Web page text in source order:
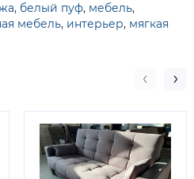
, белый пуф, мебель,
мебель, интерьер, мягкая